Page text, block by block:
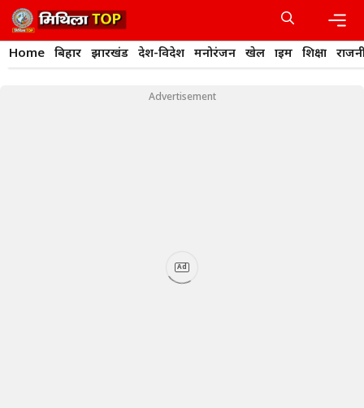
Skip
to
content
Home बिहार झारखंड देश-विदेश मनोरंजन खेल क्राइम शिक्षा
Advertisement
Ad